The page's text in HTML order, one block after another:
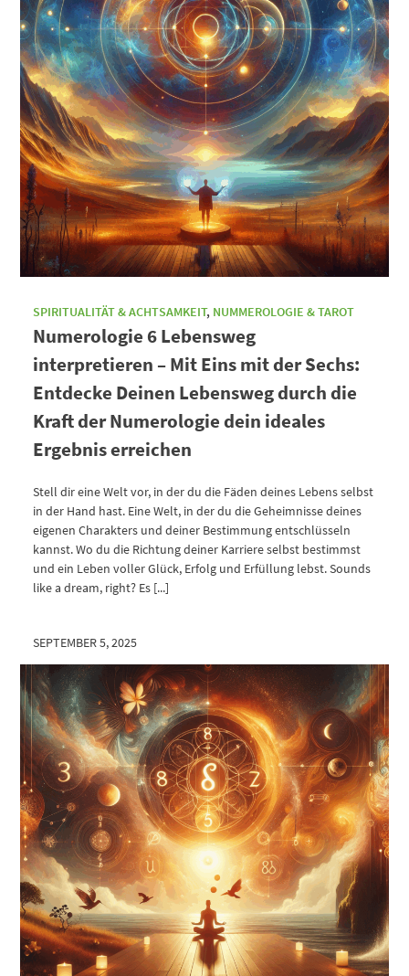
SPIRITUALITÄT & ACHTSAMKEIT, NUMMEROLOGIE & TAROT
Numerologie 6 Lebensweg
interpretieren – Mit Eins mit der Sechs:
Entdecke Deinen Lebensweg durch die
Kraft der Numerologie dein ideales
Ergebnis erreichen
Stell dir eine Welt vor, in der du die Fäden deines Lebens selbst
in der Hand hast. Eine Welt, in der du die Geheimnisse deines
eigenen Charakters und deiner Bestimmung entschlüsseln
kannst. Wo du die Richtung deiner Karriere selbst bestimmst
und ein Leben voller Glück, Erfolg und Erfüllung lebst. Sounds
like a dream, right? Es [...]
SEPTEMBER 5, 2025